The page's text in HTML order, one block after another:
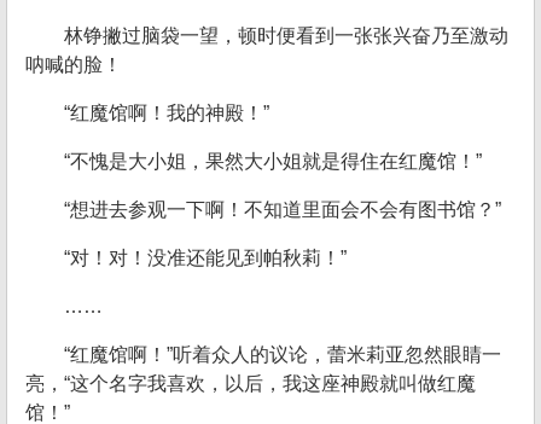
林铮撇过脑袋一望，顿时便看到一张张兴奋乃至激动
呐喊的脸！
“红魔馆啊！我的神殿！”
“不愧是大小姐，果然大小姐就是得住在红魔馆！”
“想进去参观一下啊！不知道里面会不会有图书馆？”
“对！对！没准还能见到帕秋莉！”
……
“红魔馆啊！”听着众人的议论，蕾米莉亚忽然眼睛一
亮，“这个名字我喜欢，以后，我这座神殿就叫做红魔
馆！”